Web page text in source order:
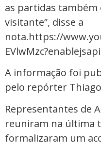
as partidas
visitante”, disse a
nota.https://
A informação foi
pelo repórter Thiago
Representantes de
reuniram na última
formalizaram um